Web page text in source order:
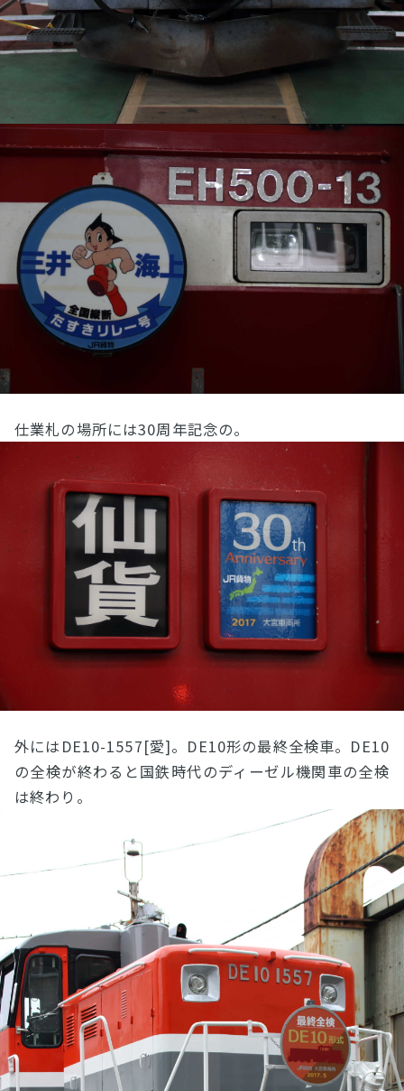
仕業札の場所には30周年記念の。
外にはDE10-1557[愛]。DE10形の最終全検車。DE10
の全検が終わると国鉄時代のディーゼル機関車の全検
は終わり。